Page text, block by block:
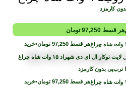
کارمزد
هر قسط 97,250 تومان
هر قسط 97,250 تومان•خرید
ترب‌پی بدون کارمزد
هر قسط 97,250 تومان•خرید